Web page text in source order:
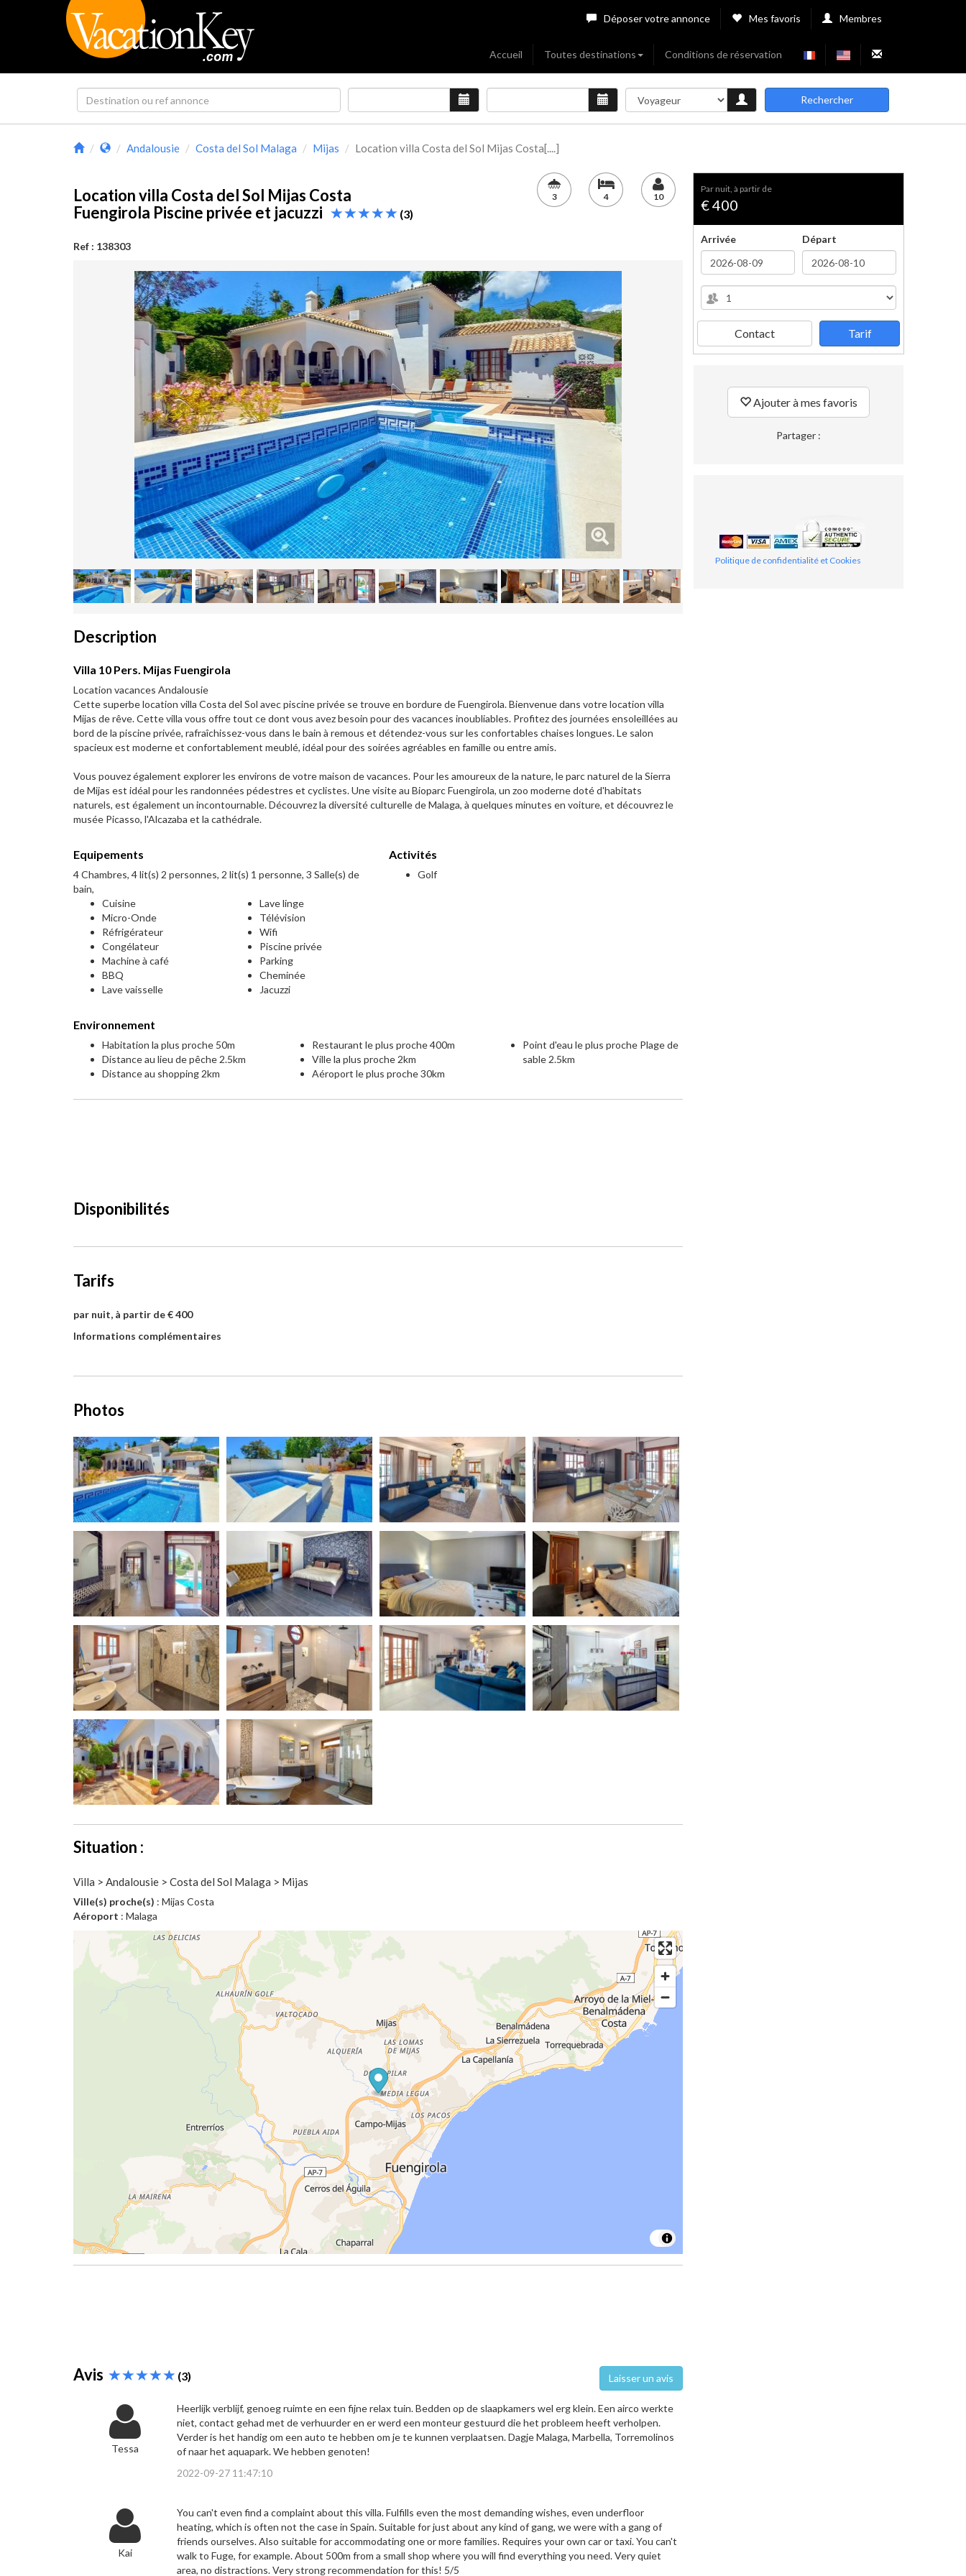
Déposer votre annonce Mes favoris Membres
Accueil Toutes destinations Conditions de réservation
Rechercher
Andalousie Costa del Sol Malaga Mijas Location villa Costa del Sol Mijas Costa[....]
Location villa Costa del Sol Mijas Costa
Fuengirola Piscine privée et jacuzzi
(3)
Ref : 138303
3 4 10
Description
Villa 10 Pers. Mijas Fuengirola
Location vacances Andalousie
Cette superbe location villa Costa del Sol avec piscine privée se trouve en bordure de Fuengirola. Bienvenue dans votre location villa
Mijas de rêve. Cette villa vous offre tout ce dont vous avez besoin pour des vacances inoubliables. Profitez des journées ensoleillées au
bord de la piscine privée, rafraîchissez-vous dans le bain à remous et détendez-vous sur les confortables chaises longues. Le salon
spacieux est moderne et confortablement meublé, idéal pour des soirées agréables en famille ou entre amis.
Vous pouvez également explorer les environs de votre maison de vacances. Pour les amoureux de la nature, le parc naturel de la Sierra
de Mijas est idéal pour les randonnées pédestres et cyclistes. Une visite au Bioparc Fuengirola, un zoo moderne doté d'habitats
naturels, est également un incontournable. Découvrez la diversité culturelle de Malaga, à quelques minutes en voiture, et découvrez le
musée Picasso, l'Alcazaba et la cathédrale.
Equipements
4 Chambres, 4 lit(s) 2 personnes, 2 lit(s) 1 personne, 3 Salle(s) de
bain,
Cuisine
Micro-Onde
Réfrigérateur
Congélateur
Machine à café
BBQ
Lave vaisselle
Lave linge
Télévision
Wifi
Piscine privée
Parking
Cheminée
Jacuzzi
Activités
Golf
Environnement
Habitation la plus proche 50m
Distance au lieu de pêche 2.5km
Distance au shopping 2km
Restaurant le plus proche 400m
Ville la plus proche 2km
Aéroport le plus proche 30km
Point d'eau le plus proche Plage de
sable 2.5km
Disponibilités
Tarifs
par nuit, à partir de € 400
Informations complémentaires
Photos
Situation :
Villa > Andalousie > Costa del Sol Malaga > Mijas
Ville(s) proche(s) : Mijas Costa
Aéroport : Malaga
Avis (3) Laisser un avis
Tessa
Heerlijk verblijf, genoeg ruimte en een fijne relax tuin. Bedden op de slaapkamers wel erg klein. Een airco werkte
niet, contact gehad met de verhuurder en er werd een monteur gestuurd die het probleem heeft verholpen.
Verder is het handig om een auto te hebben om je te kunnen verplaatsen. Dagje Malaga, Marbella, Torremolinos
of naar het aquapark. We hebben genoten!
2022-09-27 11:47:10
Kai
You can't even find a complaint about this villa. Fulfills even the most demanding wishes, even underfloor
heating, which is often not the case in Spain. Suitable for just about any kind of gang, we were with a gang of
friends ourselves. Also suitable for accommodating one or more families. Requires your own car or taxi. You can't
walk to Fuge, for example. About 500m from a small shop where you will find everything you need. Very quiet
area, no distractions. Very strong recommendation for this! 5/5
par nuit, à partir de
€ 400
Arrivée Départ
Contact Tarif
Ajouter à mes favoris
Partager :
Politique de confidentialité et Cookies